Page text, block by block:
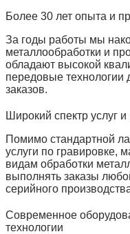
Более 30 лет опыта и
За годы работы мы
металлообработки и
обладают высокой
передовые
заказов.
Широкий спектр услуг
Помимо стандартной
услуги по гравировке,
видам обработки
выполнять заказы
серийного
Современное
технологии